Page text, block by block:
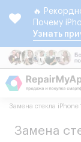
🔥
Почему
Узнать
Замена стекла iPhone
Замена